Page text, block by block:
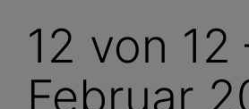
12 von 12
Februar